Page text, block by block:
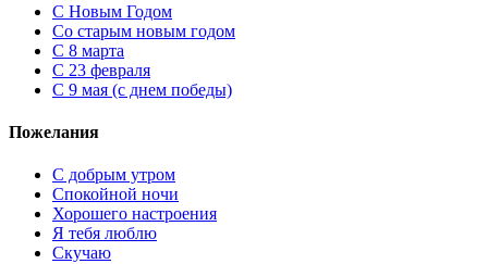
C Новым Годом
Cо старым новым годом
С 8 марта
С 23 февраля
С 9 мая (с днем победы)
Пожелания
С добрым утром
Спокойной ночи
Хорошего настроения
Я тебя люблю
Скучаю